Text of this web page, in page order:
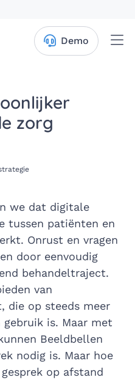
Demo
zorg
we dat digitale
tussen patiënten en
Onrust en vragen
door eenvoudig
behandeltraject.
van
die op steeds meer
is. Maar met
Beeldbellen
nodig is. Maar hoe
op afstand